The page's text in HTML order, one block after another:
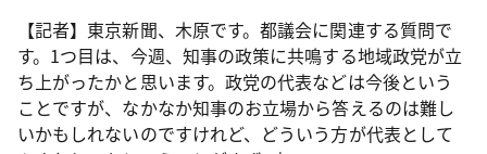
【記者】東京新聞、木原です。都議会に関連する質問で
す。1つ目は、今週、知事の政策に共鳴する地域政党が立
ち上がったかと思います。政党の代表などは今後という
ことですが、なかなか知事のお立場から答えるのは難し
いかもしれないのですけれど、どういう方が代表として